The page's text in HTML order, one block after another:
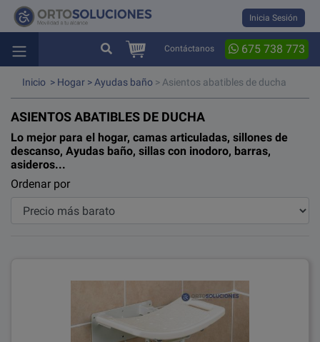
Inicia Sesión
Contáctanos 675 738 773
Inicio > Hogar >Ayudas baño > Asientos abatibles de ducha
ASIENTOS ABATIBLES DE DUCHA
Lo mejor para el hogar, camas articuladas, sillones de
descanso, Ayudas baño, sillas con inodoro, barras,
asideros...
Ordenar por